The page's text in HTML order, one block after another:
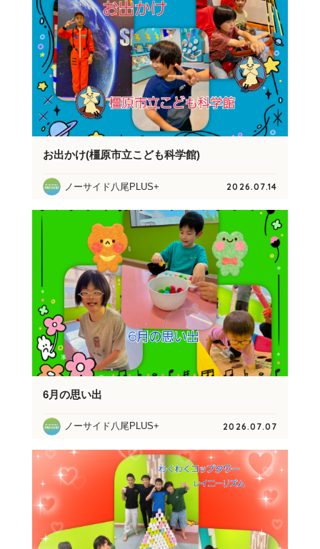
お出かけ(橿原市立こども科学館)
ノーサイド八尾PLUS+ 2026.07.14
6月の思い出
ノーサイド八尾PLUS+ 2026.07.07